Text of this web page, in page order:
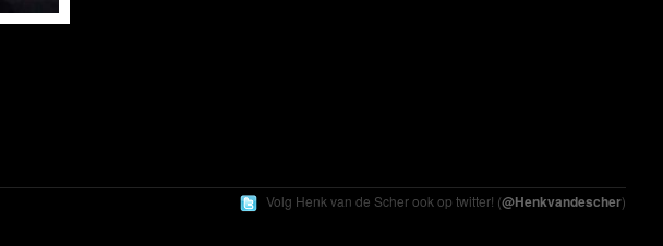
Volg Henk van de Scherook op twitter! (@Henkvandescher)